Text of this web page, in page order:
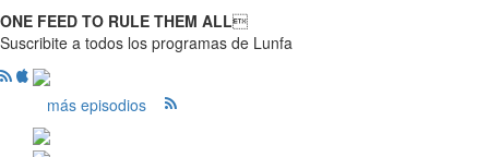
ONE FEED TO RULE THEM ALL
Suscribite a todos los programas de Lunfa
más episodios